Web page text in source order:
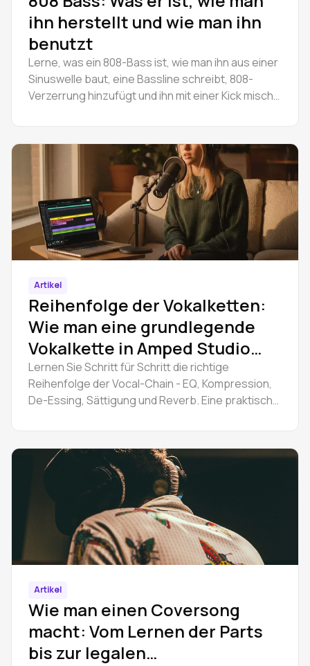
ihn herstellt und wie man ihn
benutzt
Lerne, was ein 808-Bass ist, wie man ihn aus einer
Sinuswelle baut, eine Bassline schreibt, 808-
Verzerrung hinzufügt und ihn mit einer Kick mischt.
Artikel
Reihenfolge der Vokalketten:
Wie man eine grundlegende
Vokalkette in Amped Studio
aufbaut
Lernen Sie Schritt für Schritt die richtige
Reihenfolge der Vocal-Chain - EQ, Kompression,
De-Essing, Sättigung und Reverb. Eine praktische
Artikel
Wie man einen Coversong
macht: Vom Lernen der Parts
bis zur legalen